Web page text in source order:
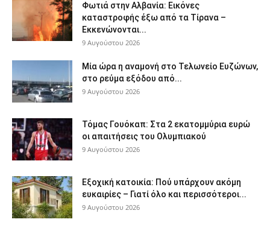
Φωτιά στην Αλβανία: Εικόνες
καταστροφής έξω από τα Τίρανα –
Εκκενώνονται...
9 Αυγούστου 2026
Μία ώρα η αναμονή στο Τελωνείο Ευζώνων,
στο ρεύμα εξόδου από...
9 Αυγούστου 2026
Τόμας Γουόκαπ: Στα 2 εκατομμύρια ευρώ
οι απαιτήσεις του Ολυμπιακού
9 Αυγούστου 2026
Εξοχική κατοικία: Πού υπάρχουν ακόμη
ευκαιρίες – Γιατί όλο και περισσότεροι...
9 Αυγούστου 2026